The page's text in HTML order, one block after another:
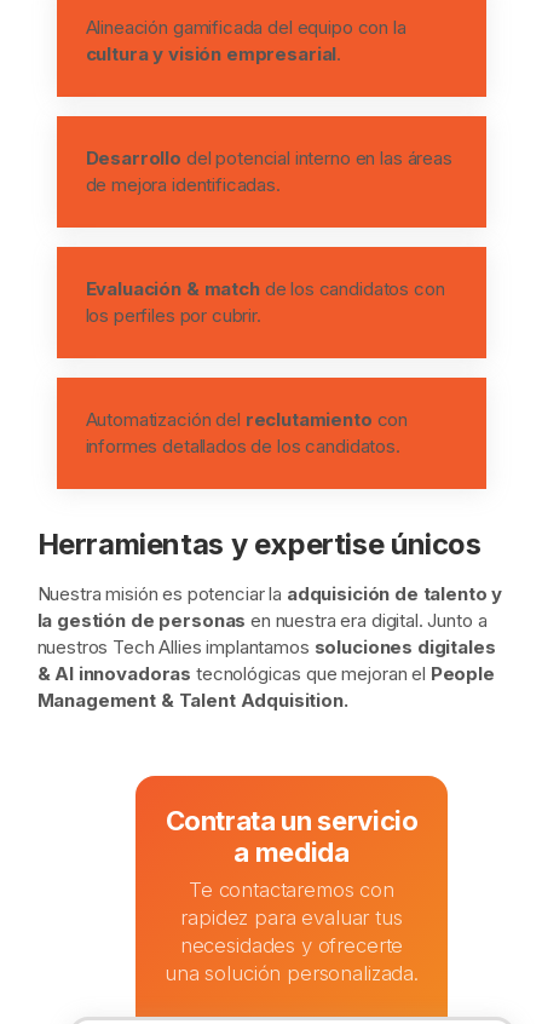
Alineación gamificada del equipo con la
cultura y visión empresarial.
Desarrollo del potencial interno en las áreas
de mejora identificadas.
Evaluación & match de los candidatos con
los perfiles por cubrir.
Automatización del reclutamiento con
informes detallados de los candidatos.
Herramientas y expertise únicos
Nuestra misión es potenciar la adquisición de talento y
la gestión de personas en nuestra era digital. Junto a
nuestros Tech Allies implantamos soluciones digitales
& AI innovadoras tecnológicas que mejoran el People
Management & Talent Adquisition.
Contrata un servicio
a medida
Te contactaremos con
rapidez para evaluar tus
necesidades y ofrecerte
una solución personalizada.